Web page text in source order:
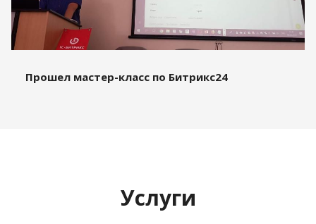
Прошел мастер-класс по Битрикс24
Услуги